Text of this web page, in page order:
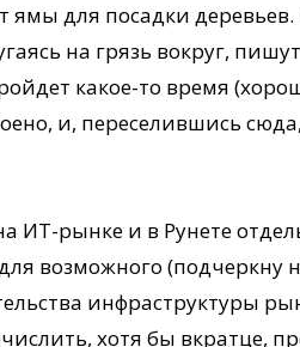
для посадки деревьев.
на грязь вокруг,
какое-то время
и, переселившись
ИТ-рынке и в Рунете
возможного (подчеркну
инфраструктуры
хотя бы вкратце,